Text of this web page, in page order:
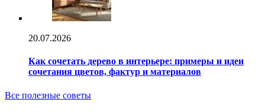
20.07.2026
Как сочетать дерево в интерьере: примеры и идеи
сочетания цветов, фактур и материалов
Все полезные советы